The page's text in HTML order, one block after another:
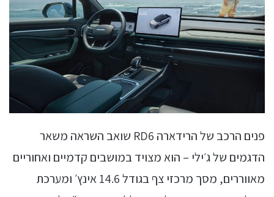
פנים הרכב של הרידארה RD6 שואב השראה משאר
הדגמים של ג׳ילי – הוא מצויד במושבים קדמיים ואחוריים
מאווררים, מסך מרכזי צף בגודל 14.6 אינץ׳ ומערכת